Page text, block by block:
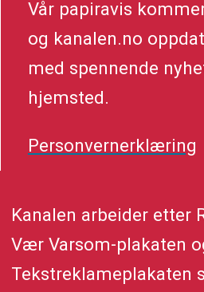
Vår papiravis
og kanalen.no
med spennende
hjemsted.
Personvernerklæring
Kanalen arbeider etter
Vær Varsom-plakaten
Tekstreklameplakaten